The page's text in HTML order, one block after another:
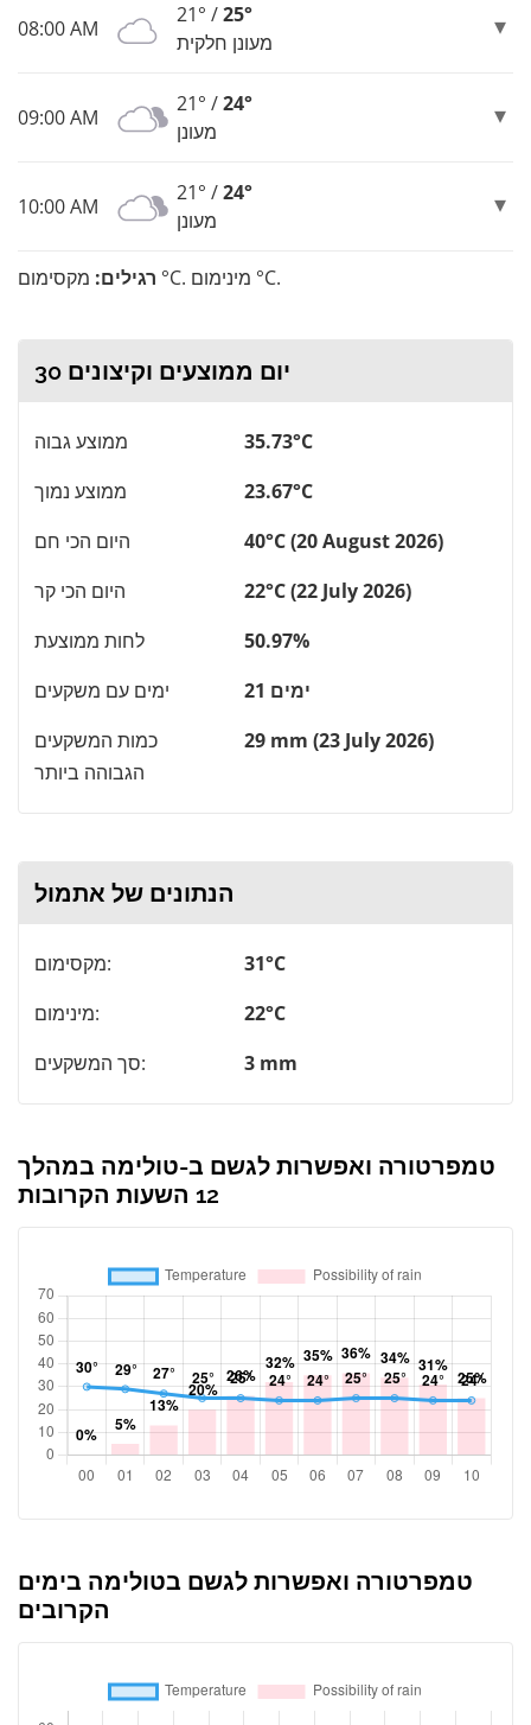
08:00 AM
21° /25°
מעונן חלקית
09:00 AM
21° /24°
מעונן
10:00 AM
21° /24°
מעונן
רגילים: מקסימום °C. מינימום °C.
30 יום ממוצעים וקיצונים
ממוצע גבוה
35.73°C
ממוצע נמוך
23.67°C
היום הכי חם
40°C (20 August 2026)
היום הכי קר
22°C (22 July 2026)
לחות ממוצעת
50.97%
ימים עם משקעים
21 ימים
כמות המשקעים
הגבוהה ביותר
29 mm (23 July 2026)
הנתונים של אתמול
מקסימום:
31°C
מינימום:
22°C
סך המשקעים:
3 mm
טמפרטורה ואפשרות לגשם ב-טולימה במהלך
12 השעות הקרובות
טמפרטורה ואפשרות לגשם בטולימה בימים
הקרובים